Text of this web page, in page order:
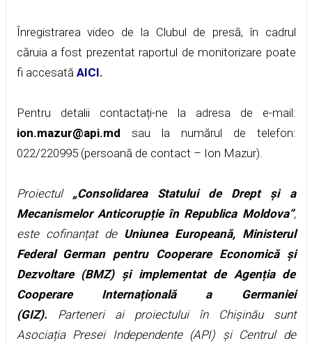
Înregistrarea video de la Clubul de presă, în cadrul
căruia a fost prezentat raportul de monitorizare poate
fi accesată AICI.
Pentru detalii contactați-ne la adresa de e-mail:
ion.mazur@api.md sau la numărul de telefon:
022/220995 (persoană de contact – Ion Mazur).
Proiectul „Consolidarea Statului de Drept și a
Mecanismelor Anticorupție în Republica Moldova”,
este cofinanțat de Uniunea Europeană, Ministerul
Federal German pentru Cooperare Economică și
Dezvoltare (BMZ) și implementat de Agenția de
Cooperare Internațională a Germaniei
(GIZ). Parteneri ai proiectului în Chișinău sunt
Asociația Presei Independente (API) și Centrul de